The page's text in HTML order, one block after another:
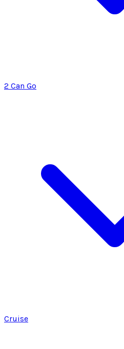
2 Can Go
Cruise